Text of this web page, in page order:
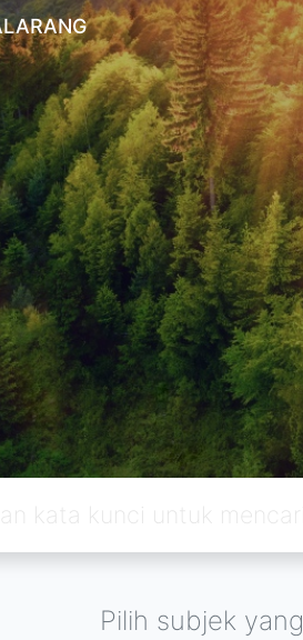
Pilih subjek